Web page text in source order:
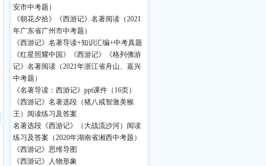
安市中考题）
《朝花夕拾》《西游记》名著阅读（2021
年广东省广州市中考题）
《西游记》名著导读+知识汇编+中考真题
《红星照耀中国》《西游记》《格列佛游
记》名著阅读（2021年浙江省舟山、嘉兴
中考题）
《名著导读：西游记》ppt课件（16页）
《西游记》名著选段（猪八戒智激美猴
王）阅读练习及答案
名著选段《西游记》（大战流沙河）阅读
练习及答案（2020年湖南省湘西中考题）
《西游记》思维导图
《西游记》人物形象